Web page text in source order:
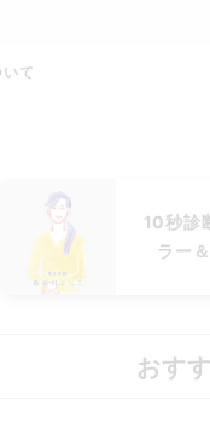
て
10秒診
ラー
おす